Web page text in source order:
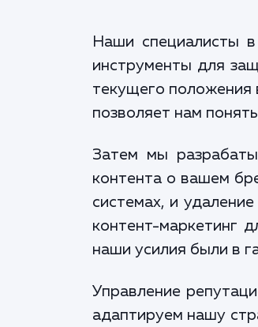
Наши специалисты
инструменты для
текущего положения
позволяет нам
Затем мы
контента о вашем
системах, и
контент-маркетинг
наши усилия были в
Управление
адаптируем нашу